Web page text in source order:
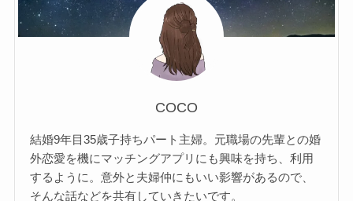
COCO
結婚9年目35歳子持ちパート主婦。元職場の先輩との婚
外恋愛を機にマッチングアプリにも興味を持ち、利用
するように。意外と夫婦仲にもいい影響があるので、
そんな話などを共有していきたいです。